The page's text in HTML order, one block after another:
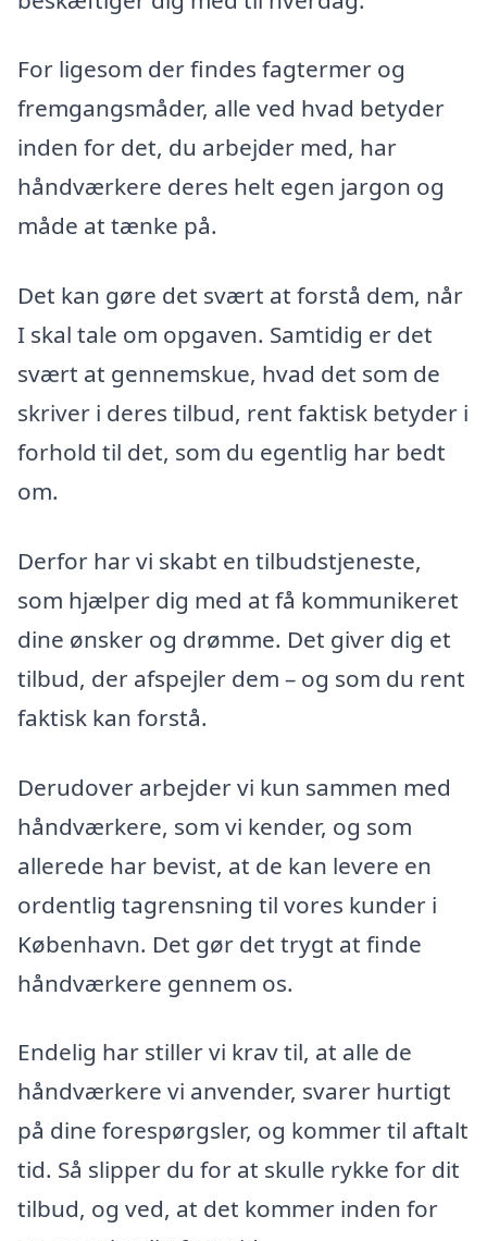
For ligesom der findes fagtermer og
fremgangsmåder, alle ved hvad betyder
inden for det, du arbejder med, har
håndværkere deres helt egen jargon og
måde at tænke på.
Det kan gøre det svært at forstå dem, når
I skal tale om opgaven. Samtidig er det
svært at gennemskue, hvad det som de
skriver i deres tilbud, rent faktisk betyder i
forhold til det, som du egentlig har bedt
om.
Derfor har vi skabt en tilbudstjeneste,
som hjælper dig med at få kommunikeret
dine ønsker og drømme. Det giver dig et
tilbud, der afspejler dem – og som du rent
faktisk kan forstå.
Derudover arbejder vi kun sammen med
håndværkere, som vi kender, og som
allerede har bevist, at de kan levere en
ordentlig tagrensning til vores kunder i
København. Det gør det trygt at finde
håndværkere gennem os.
Endelig har stiller vi krav til, at alle de
håndværkere vi anvender, svarer hurtigt
på dine forespørgsler, og kommer til aftalt
tid. Så slipper du for at skulle rykke for dit
tilbud, og ved, at det kommer inden for